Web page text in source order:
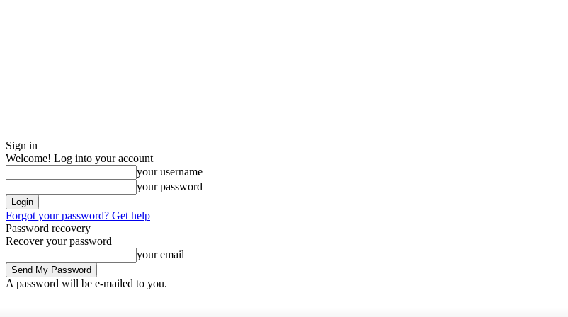
Sign in
Welcome! Log into your account
your username
your password
Forgot your password? Get help
Password recovery
Recover your password
your email
A password will be e-mailed to you.